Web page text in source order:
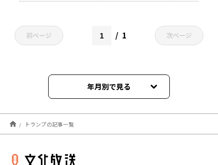
前ページ 1 次ページ
年月別で見る
2026年07月
2026年05月
2026年04月
トランプの記事一覧